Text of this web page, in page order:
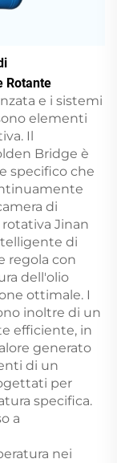
Rotante
e i sistemi
elementi
Il
Bridge è
specifico che
di
Jinan
di
regola con
dell'olio
ottimale. I
inoltre di un
efficiente, in
generato
di un
per
specifica.
a
nei